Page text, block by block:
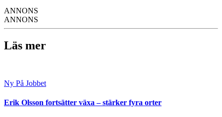
ANNONS
ANNONS
Läs mer
Ny På Jobbet
Erik Olsson fortsätter växa – stärker fyra orter